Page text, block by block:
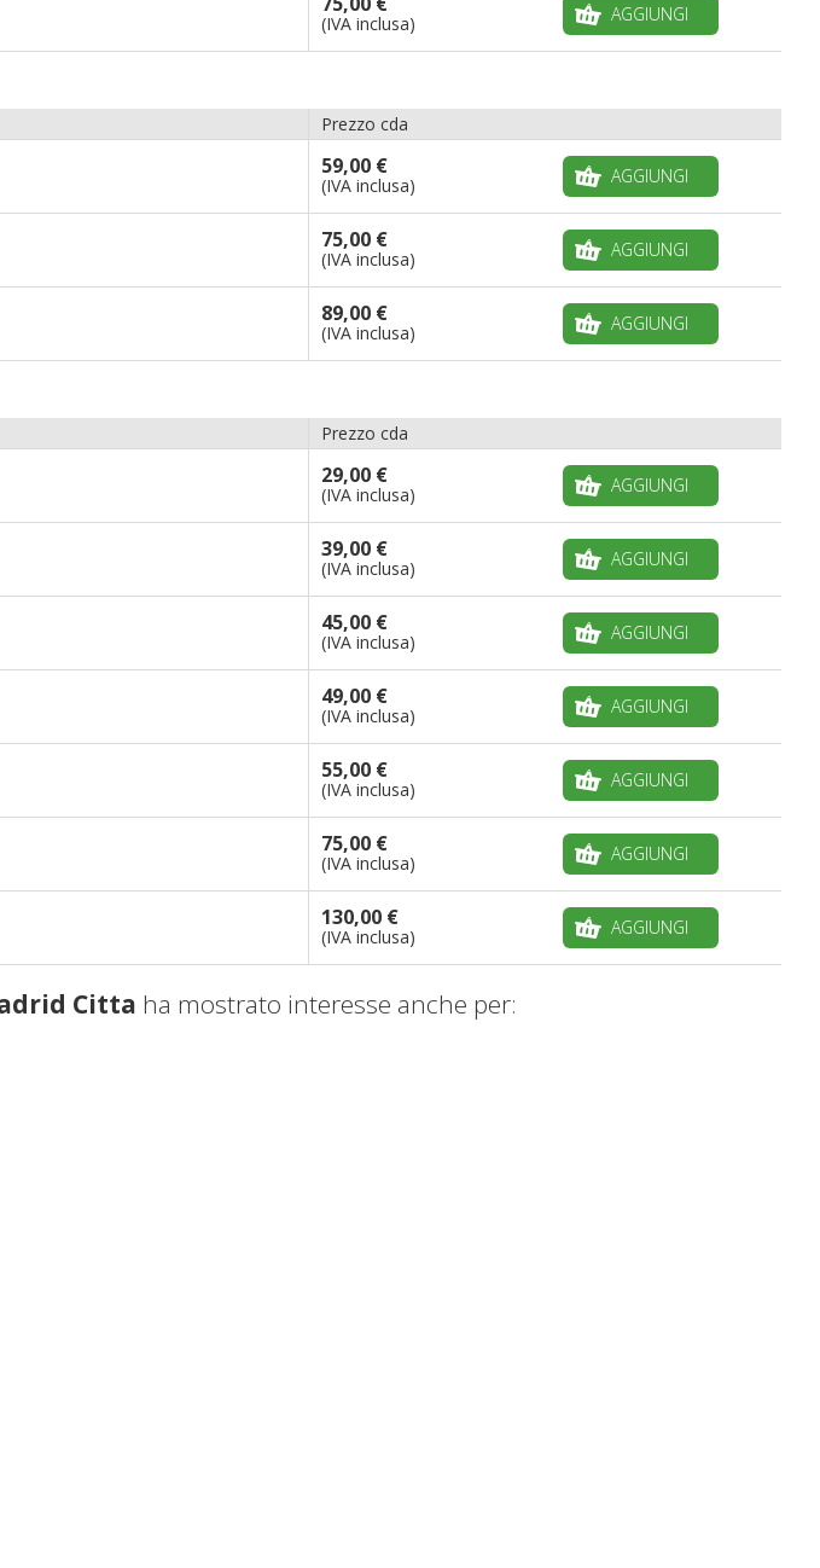
(IVA inclusa) AGGIUNGI
Prezzo cda
59,00 €
(IVA inclusa) AGGIUNGI
75,00 €
(IVA inclusa) AGGIUNGI
89,00 €
(IVA inclusa) AGGIUNGI
Prezzo cda
29,00 €
(IVA inclusa) AGGIUNGI
39,00 €
(IVA inclusa) AGGIUNGI
45,00 €
(IVA inclusa) AGGIUNGI
49,00 €
(IVA inclusa) AGGIUNGI
55,00 €
(IVA inclusa) AGGIUNGI
75,00 €
(IVA inclusa) AGGIUNGI
130,00 €
(IVA inclusa) AGGIUNGI
Citta ha mostrato interesse anche per: